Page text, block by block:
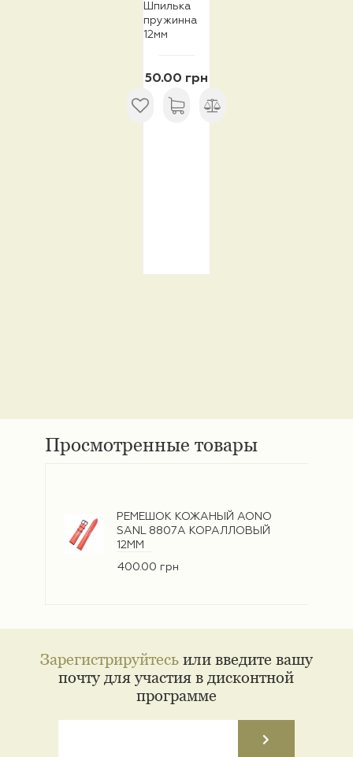
Шпилька
пружинна
12мм
50.00 грн
Просмотренные товары
РЕМЕШОК КОЖАНЫЙ AONO
SANL 8807A КОРАЛЛОВЫЙ
12ММ
400.00 грн
Зарегистрируйтесьили введите вашу
почту для участия в дисконтной
программе